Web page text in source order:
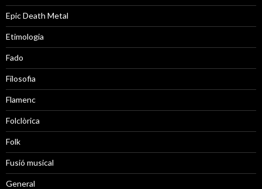
Epic Death Metal
Etimologia
Fado
Filosofia
Flamenc
Folclòrica
Folk
Fusió musical
General